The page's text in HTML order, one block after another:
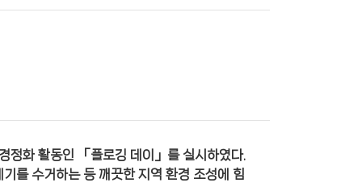
화 활동인 「플로깅 데이」를 실시하였다.
를 수거하는 등 깨끗한 지역 환경 조성에 힘